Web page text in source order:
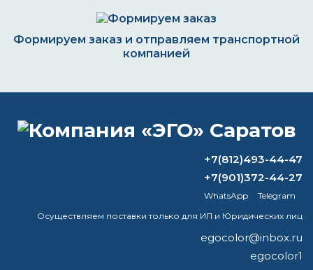
Формируем заказ и отправляем транспортной
компанией
ВОПРОС-ОТВЕТ
Как выбрать эмаль для кузова
+7(812)493-44-47
+7(901)372-44-27
WhatsApp
Telegram
Осуществляем поставки только для ИП и Юридических лиц
egocolor@inbox.ru
egocolor1